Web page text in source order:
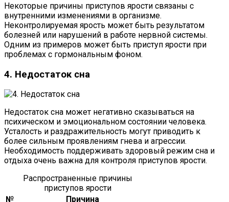
Некоторые причины приступов ярости связаны с
внутренними изменениями в организме.
Неконтролируемая ярость может быть результатом
болезней или нарушений в работе нервной системы.
Одним из примеров может быть приступ ярости при
проблемах с гормональным фоном.
4. Недостаток сна
Недостаток сна может негативно сказываться на
психическом и эмоциональном состоянии человека.
Усталость и раздражительность могут приводить к
более сильным проявлениям гнева и агрессии.
Необходимость поддерживать здоровый режим сна и
отдыха очень важна для контроля приступов ярости.
Распространенные причины
приступов ярости
№
Причина